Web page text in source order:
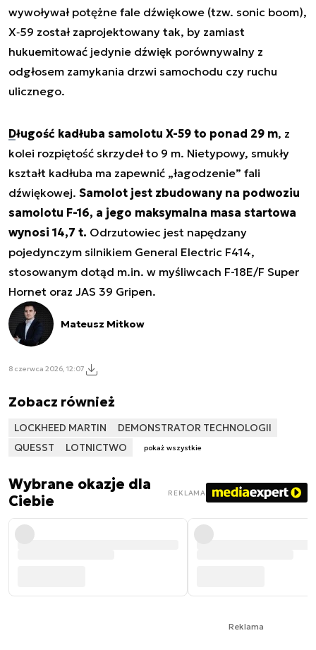
wywoływał potężne fale dźwiękowe (tzw. sonic boom),
X‑59 został zaprojektowany tak, by zamiast
hukuemitować jedynie dźwięk porównywalny z
odgłosem zamykania drzwi samochodu czy ruchu
ulicznego.
Długość kadłuba samolotu X-59 to ponad 29 m, z
kolei rozpiętość skrzydeł to 9 m. Nietypowy, smukły
kształt kadłuba ma zapewnić „łagodzenie” fali
dźwiękowej. Samolot jest zbudowany na podwoziu
samolotu F-16, a jego maksymalna masa startowa
wynosi 14,7 t. Odrzutowiec jest napędzany
pojedynczym silnikiem General Electric F414,
stosowanym dotąd m.in. w myśliwcach F-18E/F Super
Hornet oraz JAS 39 Gripen.
Mateusz Mitkow
8 czerwca 2026, 12:07
Zobacz również
LOCKHEED MARTIN
DEMONSTRATOR TECHNOLOGII
QUESST
LOTNICTWO pokaż wszystkie
Wybrane okazje dla
Ciebie
REKLAMA
Reklama